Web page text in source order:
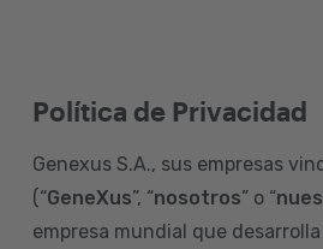
Política de Privacidad
Genexus S.A., sus empresas
(“GeneXus”, “nosotros” o “
empresa mundial que